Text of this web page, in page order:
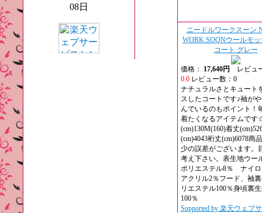
ニードルワークスーン
WORK SOONウールモ
コート グレー
価格： 17,640円
レビュ
0.0レビュー数：0
ナチュラルさとキュート
スしたコートです♪袖が
んでいるのもポイント！
着たくなるアイテムです
(cm)130M(160)着丈
(cm)4043裄丈(cm)6078商
少の誤差がございます。
考え下さい。表生地ウ
ポリエステル8％ ナイ
アクリル2％フード、袖
リエステル100％身頃裏
100％
Supported by 楽天ウェブ
08日